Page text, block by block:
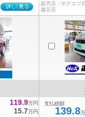
販売店：ホクエツ
越谷店
119.9万円
15.7万円
支払総額
139.8